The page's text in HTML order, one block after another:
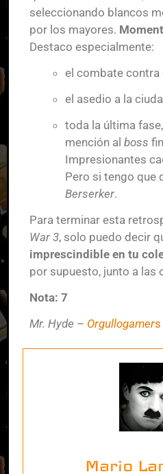
seleccionando blancos
por los mayores.
Destaco especialmente:
el combate contra
el asedio a la
toda la última
mención al boss
Impresionantes
Pero si tengo que
Berserker.
Para terminar esta
War 3, solo puedo decir
imprescindible en tu
por supuesto, junto a las
Nota: 7
Mr. Hyde – Orgullogamers
Mario